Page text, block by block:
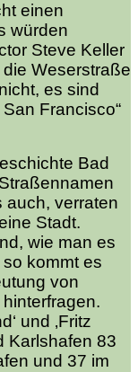
einen
würden
Steve Keller
Weserstraße
es sind
Francisco“
Bad
auch, verraten
Stadt.
wie man es
kommt es
von
hinterfragen.
und ‚Fritz
Karlshafen 83
und 37 im